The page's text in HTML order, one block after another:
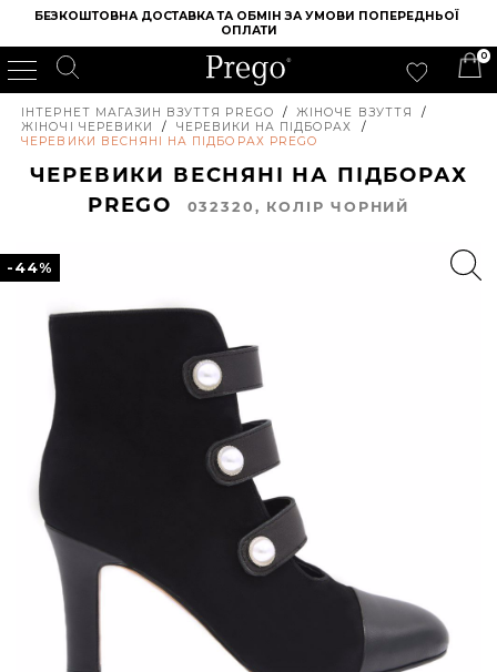
БЕЗКОШТОВНА ДОСТАВКА ТА ОБМІН ЗА УМОВИ ПОПЕРЕДНЬОЇ
ОПЛАТИ
0
ІНТЕРНЕТ МАГАЗИН ВЗУТТЯ PREGO / ЖІНОЧЕ ВЗУТТЯ
/
ЖІНОЧІ ЧЕРЕВИКИ
/ ЧЕРЕВИКИ НА ПІДБОРАХ
/
ЧЕРЕВИКИ ВЕСНЯНІ НА ПІДБОРАХ PREGO
ЧЕРЕВИКИ ВЕСНЯНІ НА ПІДБОРАХ
PREGO
032320, КОЛIР ЧОРНИЙ
-44%